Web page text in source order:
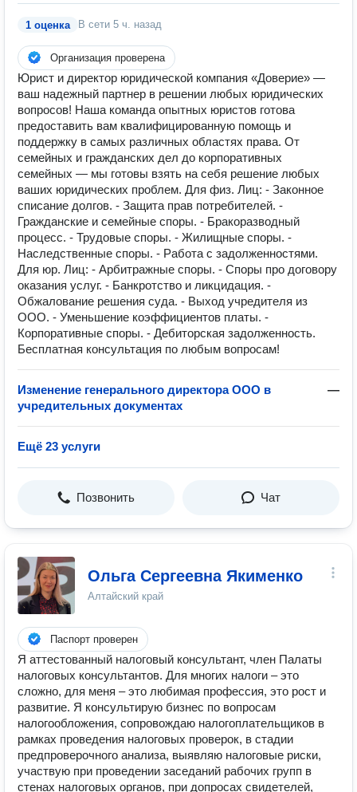
1 оценка В сети 5 ч. назад
Организация проверена
Юрист и директор юридической компания «Доверие» —
ваш надежный партнер в решении любых юридических
вопросов! Наша команда опытных юристов готова
предоставить вам квалифицированную помощь и
поддержку в самых различных областях права. От
семейных и гражданских дел до корпоративных
семейных — мы готовы взять на себя решение любых
ваших юридических проблем. Для физ. Лиц: - Законное
списание долгов. - Защита прав потребителей. -
Гражданские и семейные споры. - Бракоразводный
процесс. - Трудовые споры. - Жилищные споры. -
Наследственные споры. - Работа с задолженностями.
Для юр. Лиц: - Арбитражные споры. - Споры про договору
оказания услуг. - Банкротство и ликцидация. -
Обжалование решения суда. - Выход учредителя из
ООО. - Уменьшение коэффициентов платы. -
Корпоративные споры. - Дебиторская задолженность.
Бесплатная консультация по любым вопросам!
Изменение генерального директора ООО в
учредительных документах
—
Ещё 23 услуги
Позвонить Чат
Ольга Сергеевна Якименко
Алтайский край
Паспорт проверен
Я аттестованный налоговый консультант, член Палаты
налоговых консультантов. Для многих налоги – это
сложно, для меня – это любимая профессия, это рост и
развитие. Я консультирую бизнес по вопросам
налогообложения, сопровождаю налогоплательщиков в
рамках проведения налоговых проверок, в стадии
предпроверочного анализа, выявляю налоговые риски,
участвую при проведении заседаний рабочих групп в
стенах налоговых органов, при допросах свидетелей,